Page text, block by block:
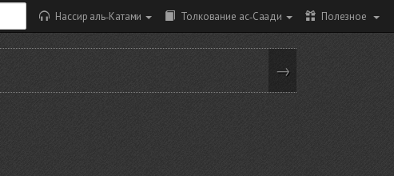
Нассир аль-Катами Толкование ас-Саади Полезное
→